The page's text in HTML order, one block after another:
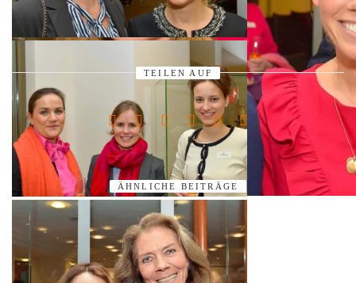
TEILEN AUF
ÄHNLICHE BEITRÄGE